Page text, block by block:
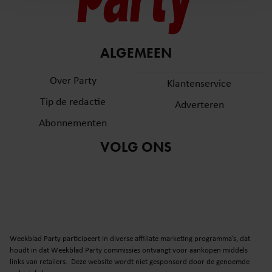
en om ons websiteverkeer te analyseren. Ook delen we
informatie over uw gebruik van onze site met onze
partners kunnen deze gegevens combineren met andere
verzameld op basis van uw gebruik van hun services. U
gaat akkoord met onze cookies als u onze website blijft
ALGEMEEN
Over Party
Tip de redactie
Abonnementen
Klantenservice
Adverteren
VOLG ONS
Weekblad Party participeert in diverse affiliate marketing programma’s, dat
houdt in dat Weekblad Party commissies ontvangt voor aankopen middels
links van retailers. Deze website wordt niet gesponsord door de genoemde